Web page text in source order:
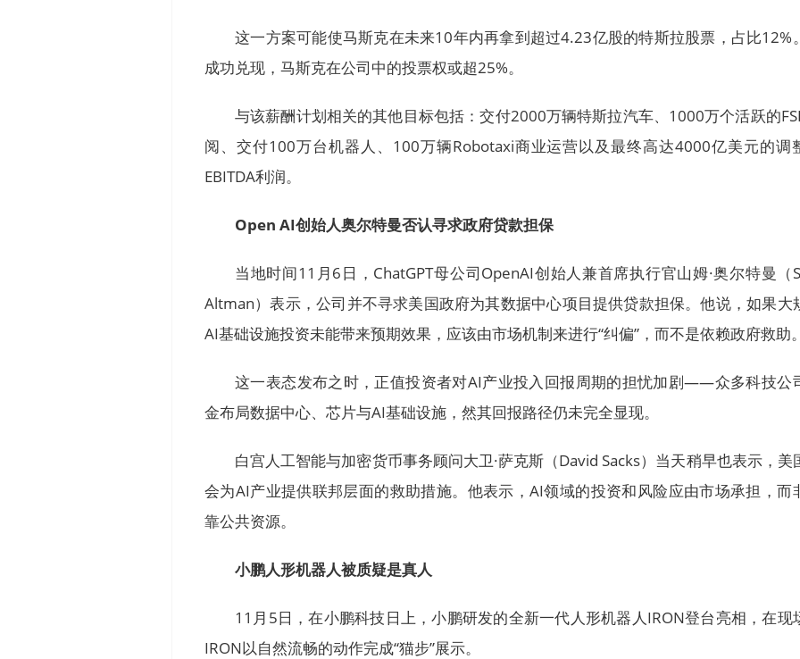
这一方案可能使马斯克在未来10年内再拿到超过4.23亿股的特斯拉股票，占比12%
成功兑现，马斯克在公司中的投票权或超25%。
与该薪酬计划相关的其他目标包括：交付2000万辆特斯拉汽车、1000万个活跃的
阅、交付100万台机器人、100万辆Robotaxi商业运营以及最终高达4000亿美元的调
EBITDA利润。
Open AI创始人奥尔特曼否认寻求政府贷款担保
当地时间11月6日，ChatGPT母公司OpenAI创始人兼首席执行官山姆·奥尔特曼（
Altman）表示，公司并不寻求美国政府为其数据中心项目提供贷款担保。他说，如果大
AI基础设施投资未能带来预期效果，应该由市场机制来进行“纠偏”，而不是依赖政府救助。
这一表态发布之时，正值投资者对AI产业投入回报周期的担忧加剧——众多科技公
金布局数据中心、芯片与AI基础设施，然其回报路径仍未完全显现。
白宫人工智能与加密货币事务顾问大卫·萨克斯（David Sacks）当天稍早也表示，美
会为AI产业提供联邦层面的救助措施。他表示，AI领域的投资和风险应由市场承担，而
靠公共资源。
小鹏人形机器人被质疑是真人
11月5日，在小鹏科技日上，小鹏研发的全新一代人形机器人IRON登台亮相，在现
IRON以自然流畅的动作完成“猫步”展示。